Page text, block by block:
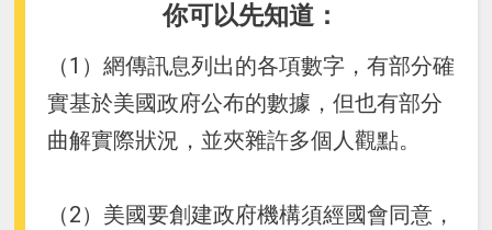
你可以先知道：
（1）網傳訊息列出的各項數字，有部分確
實基於美國政府公布的數據，但也有部分
曲解實際狀況，並夾雜許多個人觀點。
（2）美國要創建政府機構須經國會同意，